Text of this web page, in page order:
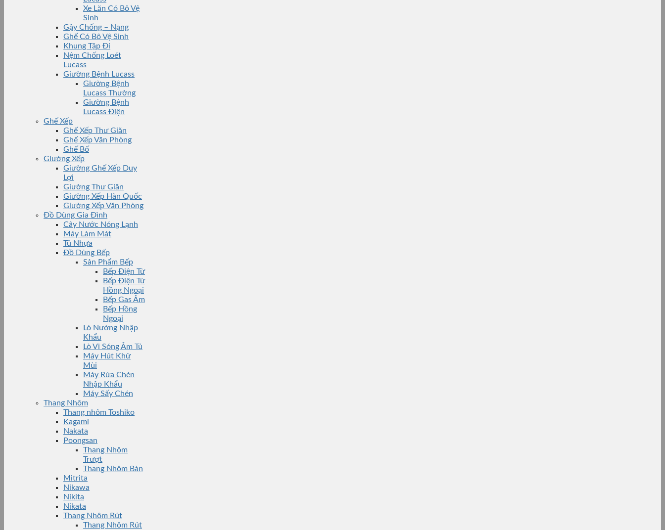
Xe Lăn Có Bô Vệ
Sinh
Gậy Chống – Nạng
Ghế Có Bô Vệ Sinh
Khung Tập Đi
Nệm Chống Loét
Lucass
Giường Bệnh Lucass
Giường Bệnh
Lucass Thường
Giường Bệnh
Lucass Điện
Ghế Xếp
Ghế Xếp Thư Giãn
Ghế Xếp Văn Phòng
Ghế Bố
Giường Xếp
Giường Ghế Xếp Duy
Lợi
Giường Thư Giãn
Giường Xếp Hàn Quốc
Giường Xếp Văn Phòng
Đồ Dùng Gia Đình
Cây Nước Nóng Lạnh
Máy Làm Mát
Tủ Nhựa
Đồ Dùng Bếp
Sản Phẩm Bếp
Bếp Điện Từ
Bếp Điện Từ
Hồng Ngoại
Bếp Gas Âm
Bếp Hồng
Ngoại
Lò Nướng Nhập
Khẩu
Lò Vi Sóng Âm Tủ
Máy Hút Khử
Mùi
Máy Rửa Chén
Nhập Khẩu
Máy Sấy Chén
Thang Nhôm
Thang nhôm Toshiko
Kagami
Nakata
Poongsan
Thang Nhôm
Trượt
Thang Nhôm Bàn
Mitrita
Nikawa
Nikita
Nikata
Thang Nhôm Rút
Thang Nhôm Rút